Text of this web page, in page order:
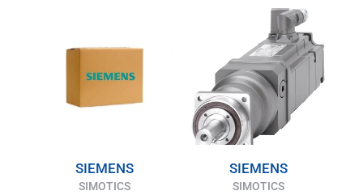
SIEMENS
SIMOTICS
SIEMENS
SIMOTICS